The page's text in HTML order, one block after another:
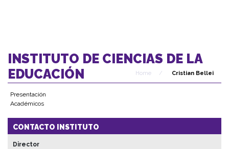
INSTITUTO DE CIENCIAS DE LA
EDUCACIÓN
Home / Cristian Bellei
Presentación
Académicos
CONTACTO INSTITUTO
Director